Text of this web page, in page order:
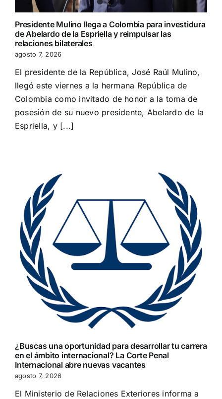
Presidente Mulino llega a Colombia para investidura
de Abelardo de la Espriella y reimpulsar las
relaciones bilaterales
agosto 7, 2026
El presidente de la República, José Raúl Mulino,
llegó este viernes a la hermana República de
Colombia como invitado de honor a la toma de
posesión de su nuevo presidente, Abelardo de la
Espriella, y [...]
¿Buscas una oportunidad para desarrollar tu carrera
en el ámbito internacional? La Corte Penal
Internacional abre nuevas vacantes
agosto 7, 2026
El Ministerio de Relaciones Exteriores informa a